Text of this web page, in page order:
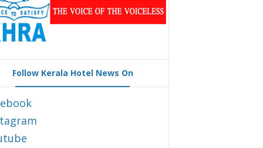
Follow Kerala Hotel News On